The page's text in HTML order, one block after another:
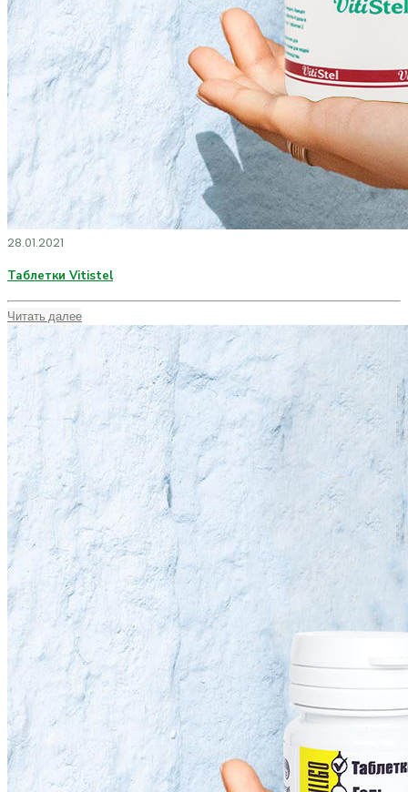
28.01.2021
Таблетки Vitistel
Читать далее